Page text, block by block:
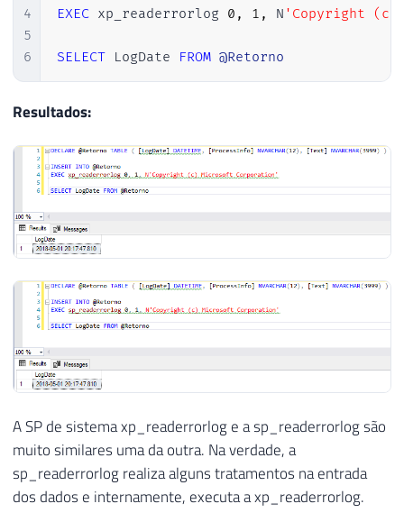
4
5
6
EXEC xp_readerrorlog 0 , 1 , N 'Copyright (c)
SELECT LogDate FROM @Retorno
Resultados:
A SP de sistema xp_readerrorlog e a sp_readerrorlog são
muito similares uma da outra. Na verdade, a
sp_readerrorlog realiza alguns tratamentos na entrada
dos dados e internamente, executa a xp_readerrorlog.